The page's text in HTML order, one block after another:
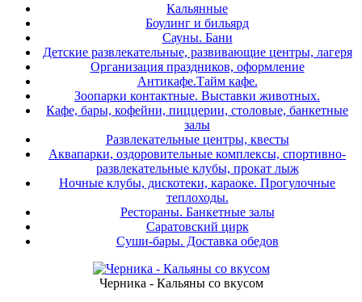
Кальянные
Боулинг и бильярд
Сауны. Бани
Детские развлекательные, развивающие центры, лагеря
Организация праздников, оформление
Антикафе.Тайм кафе.
Зоопарки контактные. Выставки животных.
Кафе, бары, кофейни, пиццерии, столовые, банкетные
залы
Развлекательные центры, квесты
Аквапарки, оздоровительные комплексы, спортивно-
развлекательные клубы, прокат лыж
Ночные клубы, дискотеки, караоке. Прогулочные
теплоходы.
Рестораны. Банкетные залы
Саратовский цирк
Суши-бары. Доставка обедов
Черника - Кальяны со вкусом